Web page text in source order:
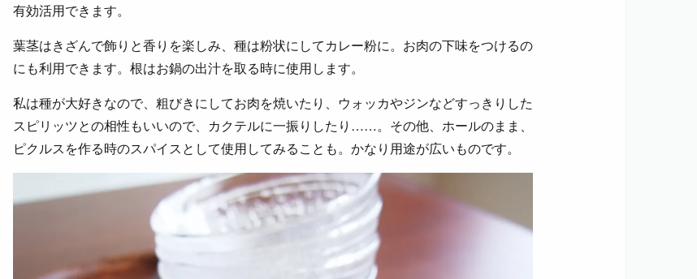
有効活用できます。
葉茎はきざんで飾りと香りを楽しみ、種は粉状にしてカレー粉に。お肉の下味をつけるの
にも利用できます。根はお鍋の出汁を取る時に使用します。
私は種が大好きなので、粗びきにしてお肉を焼いたり、ウォッカやジンなどすっきりした
スピリッツとの相性もいいので、カクテルに一振りしたり……。その他、ホールのまま、
ピクルスを作る時のスパイスとして使用してみることも。かなり用途が広いものです。